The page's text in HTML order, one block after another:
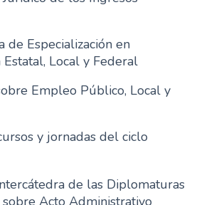
de Especialización en
Estatal, Local y Federal
Empleo Público, Local y
y jornadas del ciclo
de las Diplomaturas
Acto Administrativo